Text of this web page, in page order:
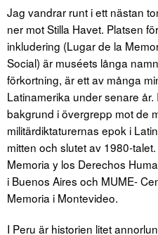
Jag vandrar runt i ett nästan
ner mot Stilla Havet. Platsen
inkludering (Lugar de la
Social) är muséets långa
förkortning, är ett av många
Latinamerika under senare
bakgrund i övergrepp mot de
militärdiktaturernas epok i
mitten och slutet av 1980-
Memoria y los Derechos
i Buenos Aires och MUME-
Memoria i Montevideo.
I Peru är historien litet